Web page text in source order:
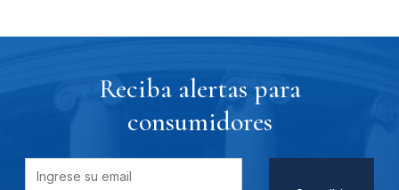
Reciba alertas para
consumidores